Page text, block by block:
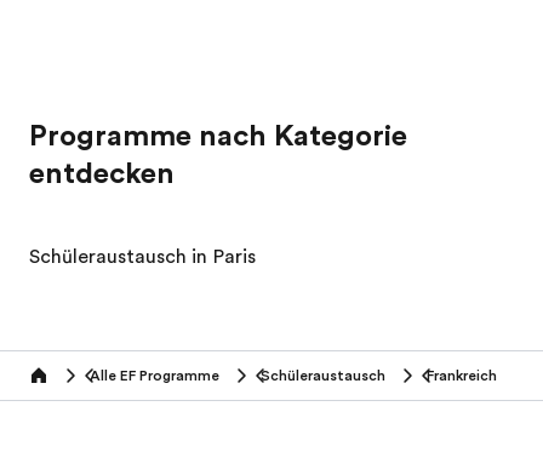
Programme nach Kategorie
entdecken
Schüleraustausch in Paris
home Alle EF Programme Schüleraustausch Frankreich